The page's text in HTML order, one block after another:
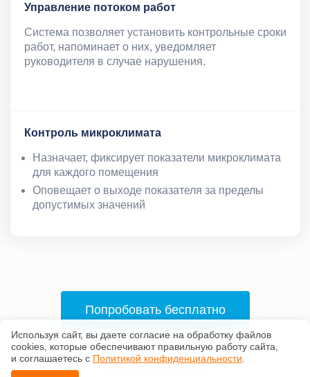
Управление потоком работ
Система позволяет установить контрольные сроки
работ, напоминает о них, уведомляет
руководителя в случае нарушения.
Контроль микроклимата
Назначает, фиксирует показатели микроклимата
для каждого помещения
Оповещает о выходе показателя за пределы
допустимых значений
Попробовать бесплатно
Используя сайт, вы даете согласие на обработку файлов
сооkiеs, которые обеспечивают правильную работу сайта,
и соглашаетесь с Политикой конфиденциальности.